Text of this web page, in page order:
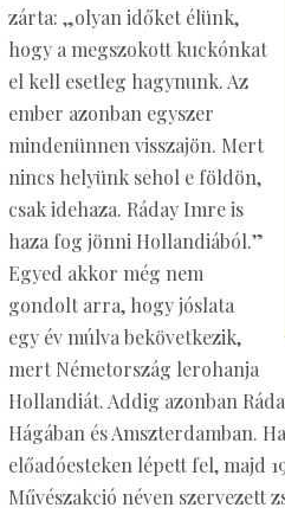
zárta: „olyan időket élünk,
hogy a megszokott kuckónkat
el kell esetleg hagynunk. Az
ember azonban egyszer
mindenünnen visszajön. Mert
nincs helyünk sehol e földön,
csak idehaza. Ráday Imre is
haza fog jönni Hollandiából.”
Egyed akkor még nem
gondolt arra, hogy jóslata
egy év múlva bekövetkezik,
mert Németország lerohanja
Hollandiát. Addig azonban
Hágában és Amszterdamban.
előadóesteken lépett fel, majd
Művészakció néven szervezett